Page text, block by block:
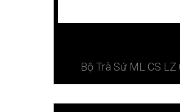
Bộ Trà Sứ ML CS LZ